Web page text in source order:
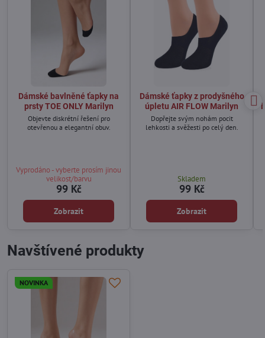
Dámské bavlněné ťapky na
prsty TOE ONLY Marilyn
Objevte diskrétní řešení pro
otevřenou a elegantní obuv.
Vyprodáno - vyberte prosím jinou
velikost/barvu
99 Kč
Zobrazit
Dámské ťapky z prodyšného
úpletu AIR FLOW Marilyn
Dopřejte svým nohám pocit
lehkosti a svěžesti po celý den.
Skladem
99 Kč
Zobrazit
Navštívené produkty
NOVINKA